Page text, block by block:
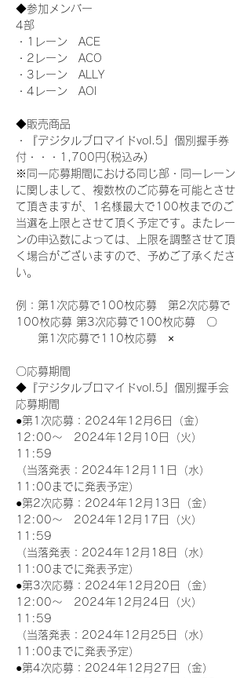
◆参加メンバー
4部
・1レーン　ACE
・2レーン　ACO
・3レーン　ALLY
・4レーン　AOI
◆販売商品
・『デジタルブロマイドvol.5』個別握手券
付・・・1,700円(税込み)
※同一応募期間における同じ部・同一レーン
に関しまして、複数枚のご応募を可能とさせ
て頂きますが、1名様最大で100枚までのご
当選を上限とさせて頂く予定です。またレー
ンの申込数によっては、上限を調整させて頂
く場合がございますので、予めご了承くださ
い。
例：第1次応募で100枚応募　第2次応募で
100枚応募 第3次応募で100枚応募　〇
第1次応募で110枚応募　×
〇応募期間
◆『デジタルブロマイドvol.5』個別握手会
応募期間
●第1次応募：2024年12月6日（金）
12:00～　2024年12月10日（火）
11:59
（当落発表：2024年12月11日（水）
11:00までに発表予定）
●第2次応募：2024年12月13日（金）
12:00～　2024年12月17日（火）
11:59
（当落発表：2024年12月18日（水）
11:00までに発表予定）
●第3次応募：2024年12月20日（金）
12:00～　2024年12月24日（火）
11:59
（当落発表：2024年12月25日（水）
11:00までに発表予定）
●第4次応募：2024年12月27日（金）